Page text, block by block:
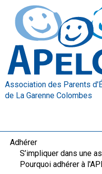
Association des Parents
de La Garenne Colombes
Adhérer
S’impliquer dans une
Pourquoi adhérer à